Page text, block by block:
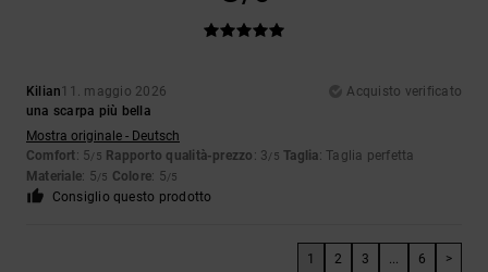
Kilian11. maggio 2026
Acquisto verificato
una scarpa più bella
Mostra originale - Deutsch
Comfort: 5/5 Rapporto qualità-prezzo : 3/5 Taglia: Taglia perfetta
Materiale: 5/5 Colore: 5/5
Consiglio questo prodotto
1 2 3 ... 6 >